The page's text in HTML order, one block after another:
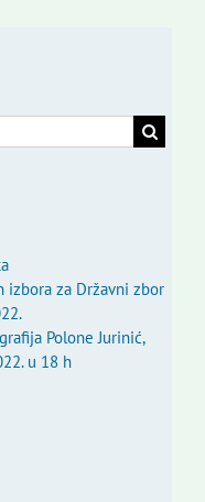
izbora za Državni zbor
Polone Jurinić,
u 18 h